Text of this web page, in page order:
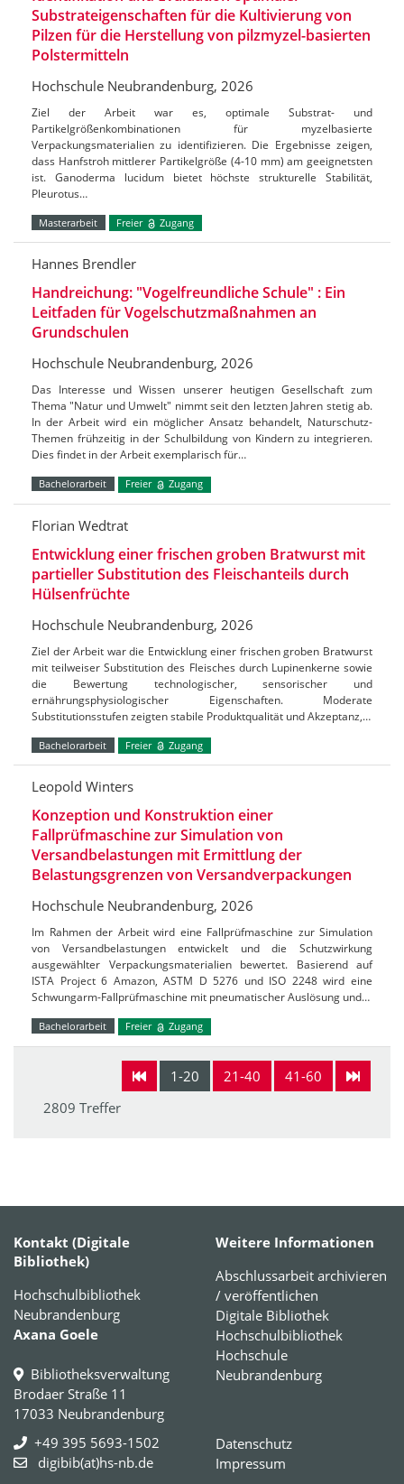
Substrateigenschaften für die Kultivierung von
Pilzen für die Herstellung von pilzmyzel-basierten
Polstermitteln
Hochschule Neubrandenburg, 2026
Ziel der Arbeit war es, optimale Substrat- und
Partikelgrößenkombinationen für myzelbasierte
Verpackungsmaterialien zu identifizieren. Die Ergebnisse zeigen,
dass Hanfstroh mittlerer Partikelgröße (4-10 mm) am geeignetsten
ist. Ganoderma lucidum bietet höchste strukturelle Stabilität,
Pleurotus…
Masterarbeit Freier Zugang
Hannes Brendler
Handreichung: "Vogelfreundliche Schule" : Ein
Leitfaden für Vogelschutzmaßnahmen an
Grundschulen
Hochschule Neubrandenburg, 2026
Das Interesse und Wissen unserer heutigen Gesellschaft zum
Thema "Natur und Umwelt" nimmt seit den letzten Jahren stetig ab.
In der Arbeit wird ein möglicher Ansatz behandelt, Naturschutz-
Themen frühzeitig in der Schulbildung von Kindern zu integrieren.
Dies findet in der Arbeit exemplarisch für…
Bachelorarbeit Freier Zugang
Florian Wedtrat
Entwicklung einer frischen groben Bratwurst mit
partieller Substitution des Fleischanteils durch
Hülsenfrüchte
Hochschule Neubrandenburg, 2026
Ziel der Arbeit war die Entwicklung einer frischen groben Bratwurst
mit teilweiser Substitution des Fleisches durch Lupinenkerne sowie
die Bewertung technologischer, sensorischer und
ernährungsphysiologischer Eigenschaften. Moderate
Substitutionsstufen zeigten stabile Produktqualität und Akzeptanz,…
Bachelorarbeit Freier Zugang
Leopold Winters
Konzeption und Konstruktion einer
Fallprüfmaschine zur Simulation von
Versandbelastungen mit Ermittlung der
Belastungsgrenzen von Versandverpackungen
Hochschule Neubrandenburg, 2026
Im Rahmen der Arbeit wird eine Fallprüfmaschine zur Simulation
von Versandbelastungen entwickelt und die Schutzwirkung
ausgewählter Verpackungsmaterialien bewertet. Basierend auf
ISTA Project 6 Amazon, ASTM D 5276 und ISO 2248 wird eine
Schwungarm-Fallprüfmaschine mit pneumatischer Auslösung und…
Bachelorarbeit Freier Zugang
1-20 21-40
41-60
2809 Treffer
Kontakt (Digitale
Bibliothek)
Hochschulbibliothek
Neubrandenburg
Axana Goele
Bibliotheksverwaltung
Brodaer Straße 11
17033 Neubrandenburg
+49 395 5693-1502
digibib(at)hs-nb.de
Weitere Informationen
Abschlussarbeit archivieren
/ veröffentlichen
Digitale Bibliothek
Hochschulbibliothek
Hochschule
Neubrandenburg
Datenschutz
Impressum